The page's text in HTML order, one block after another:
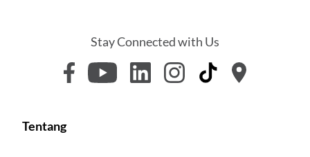
Stay Connected with Us
Tentang